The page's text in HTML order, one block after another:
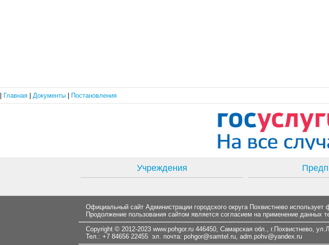
Главная Документы Постановления
Учреждения
Официальный сайт Администрации городского округа Похвистнево
Продолжение пользования сайтом является согласием на применение данных
Copyright © 2012-2023 www.pohgor.ru 446450, Самарская обл., г.Похвистнево,
Тел.: +7 84656 22455 эл. почта: pohgor@samtel.ru, adm.pohv@yandex.ru